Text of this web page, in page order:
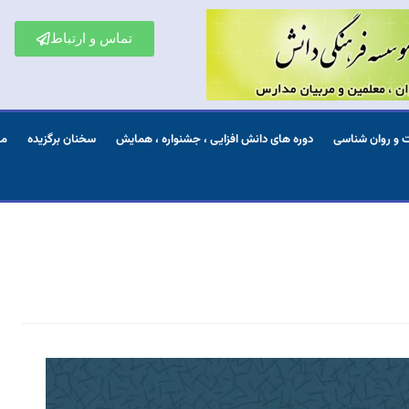
تماس و ارتباط
و روان شناسی دوره های دانش افزایی ، جشنواره ، همایش سخنان برگزیده